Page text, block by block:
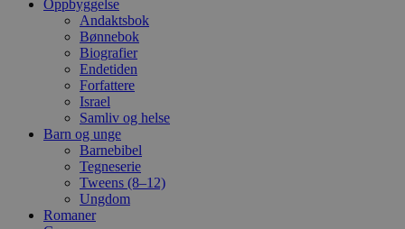
Oppbyggelse
Andaktsbok
Bønnebok
Biografier
Endetiden
Forfattere
Israel
Samliv og helse
Barn og unge
Barnebibel
Tegneserie
Tweens (8–12)
Ungdom
Romaner